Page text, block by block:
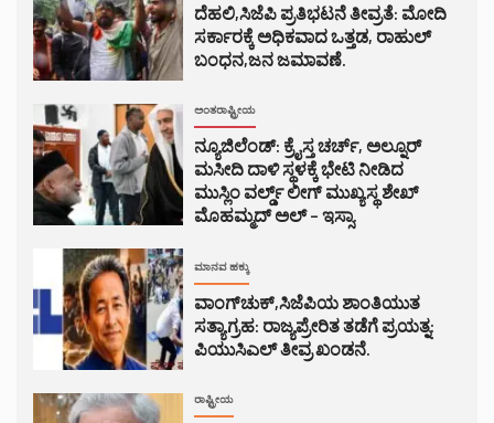
ದೆಹಲಿ,ಸಿಜೆಪಿ ಪ್ರತಿಭಟನೆ ತೀವ್ರತೆ: ಮೋದಿ
ಸರ್ಕಾರಕ್ಕೆ ಅಧಿಕವಾದ ಒತ್ತಡ, ರಾಹುಲ್
ಬಂಧನ,ಜನ ಜಮಾವಣೆ.
ಅಂತರಾಷ್ಟ್ರೀಯ
ನ್ಯೂಜಿಲೆಂಡ್: ಕ್ರೈಸ್ತ ಚರ್ಚ್, ಅಲ್ನೂರ್
ಮಸೀದಿ ದಾಳಿ ಸ್ಥಳಕ್ಕೆ ಭೇಟಿ ನೀಡಿದ
ಮುಸ್ಲಿಂ ವರ್ಲ್ಡ್ ಲೀಗ್ ಮುಖ್ಯಸ್ಥ ಶೇಖ್
ಮೊಹಮ್ಮದ್ ಅಲ್ – ಇಸ್ಸಾ.
ಮಾನವ ಹಕ್ಕು
ವಾಂಗ್‌ಚುಕ್,ಸಿಜೆಪಿಯ ಶಾಂತಿಯುತ
ಸತ್ಯಾಗ್ರಹ: ರಾಜ್ಯಪ್ರೇರಿತ ತಡೆಗೆ ಪ್ರಯತ್ನ:
ಪಿಯುಸಿಎಲ್ ತೀವ್ರ ಖಂಡನೆ.
ರಾಷ್ಟ್ರೀಯ